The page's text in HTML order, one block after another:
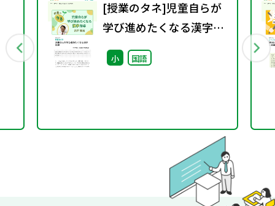
[授業のタネ]児童自らが
学び進めたくなる漢字指
導
小 国語